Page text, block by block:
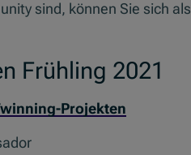
sind, können Sie sich als
Frühling 2021
Projekten